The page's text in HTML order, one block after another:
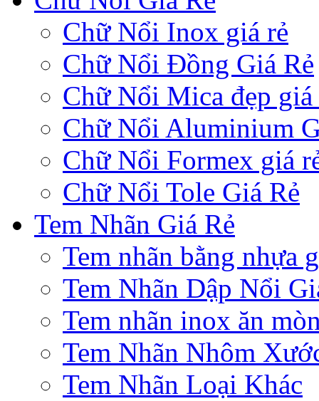
Chữ Nổi Inox giá rẻ
Chữ Nổi Đồng Giá Rẻ
Chữ Nổi Mica đẹp giá
Chữ Nổi Aluminium
Chữ Nổi Formex giá
Chữ Nổi Tole Giá Rẻ
Tem Nhãn Giá Rẻ
Tem nhãn bằng nhựa
Tem Nhãn Dập Nổi
Tem nhãn inox ăn
Tem Nhãn Nhôm
Tem Nhãn Loại Khác